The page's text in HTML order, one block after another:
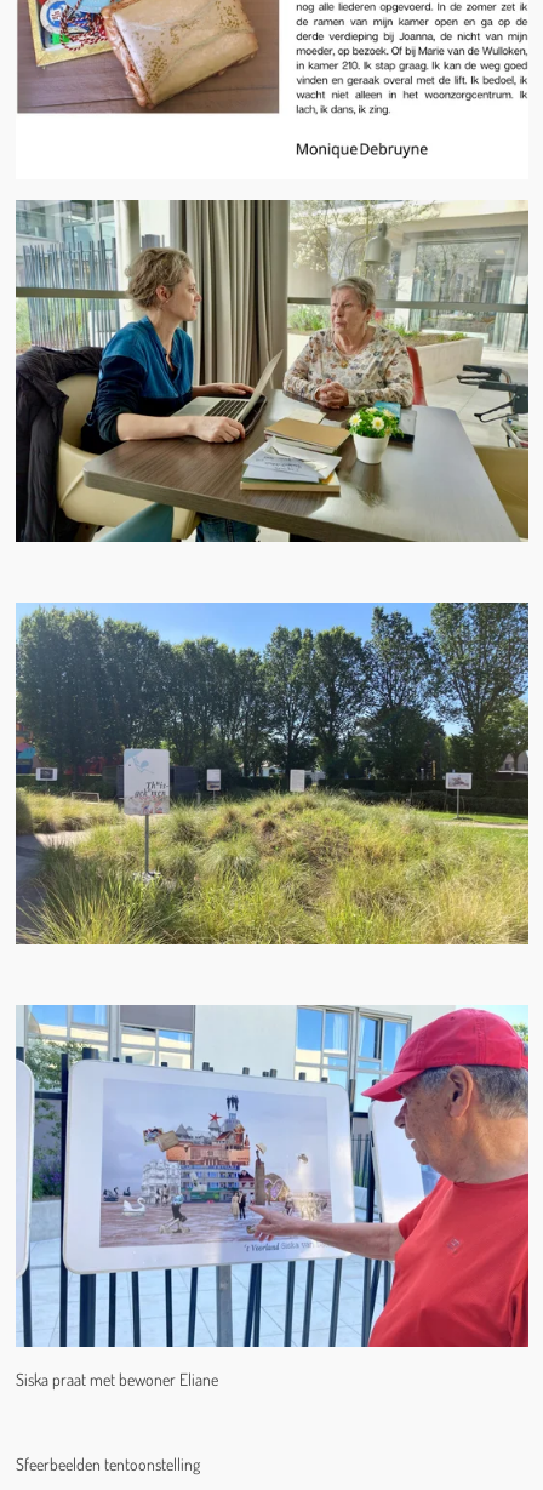
Siska praat met bewoner Eliane
Sfeerbeelden tentoonstelling